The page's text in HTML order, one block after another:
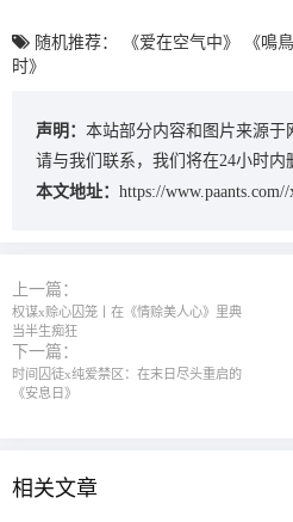
随机推荐： 《爱在空气中》 《鳴
时》
声明： 本站部分内容和图片来源于
请与我们联系，我们将在24小时内
本文地址： https://
上一篇：
权谋x赊心囚笼丨在《情赊美人心》里典
当半生痴狂
下一篇：
时间囚徒x纯爱禁区：在末日尽头重启的
《安息日》
相关文章